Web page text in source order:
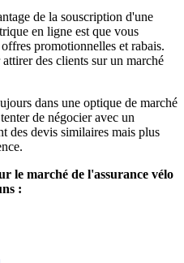
de la souscription d'une
en ligne est que vous
promotionnelles et rabais.
des clients sur un marché
dans une optique de marché
de négocier avec un
des devis similaires mais plus
le marché de l'assurance vélo
: